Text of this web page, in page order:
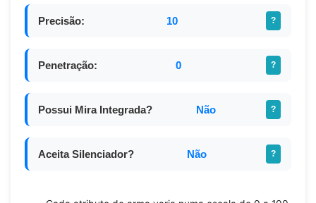
Precisão: 10 ?
Penetração: 0 ?
Possui Mira Integrada? Não ?
Aceita Silenciador? Não ?